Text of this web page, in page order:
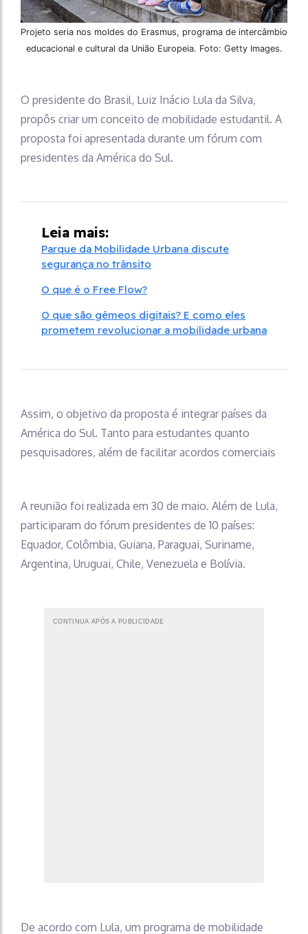
Projeto seria nos moldes do Erasmus, programa de intercâmbio
educacional e cultural da União Europeia. Foto: Getty Images.
O presidente do Brasil, Luiz Inácio Lula da Silva,
propôs criar um conceito de mobilidade estudantil. A
proposta foi apresentada durante um fórum com
presidentes da América do Sul.
Leia mais:
Parque da Mobilidade Urbana discute
segurança no trânsito
O que é o Free Flow?
O que são gêmeos digitais? E como eles
prometem revolucionar a mobilidade urbana
Assim, o objetivo da proposta é integrar países da
América do Sul. Tanto para estudantes quanto
pesquisadores, além de facilitar acordos comerciais
A reunião foi realizada em 30 de maio. Além de Lula,
participaram do fórum presidentes de 10 países:
Equador, Colômbia, Guiana, Paraguai, Suriname,
Argentina, Uruguai, Chile, Venezuela e Bolívia.
CONTINUA APÓS A PUBLICIDADE
De acordo com Lula, um programa de mobilidade